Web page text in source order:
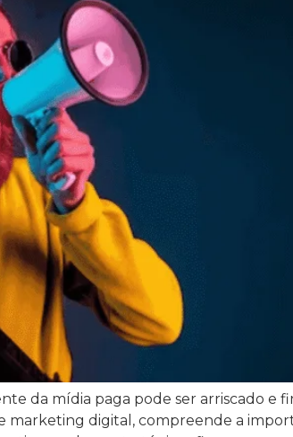
da mídia paga pode ser arriscado e
marketing digital, compreende a